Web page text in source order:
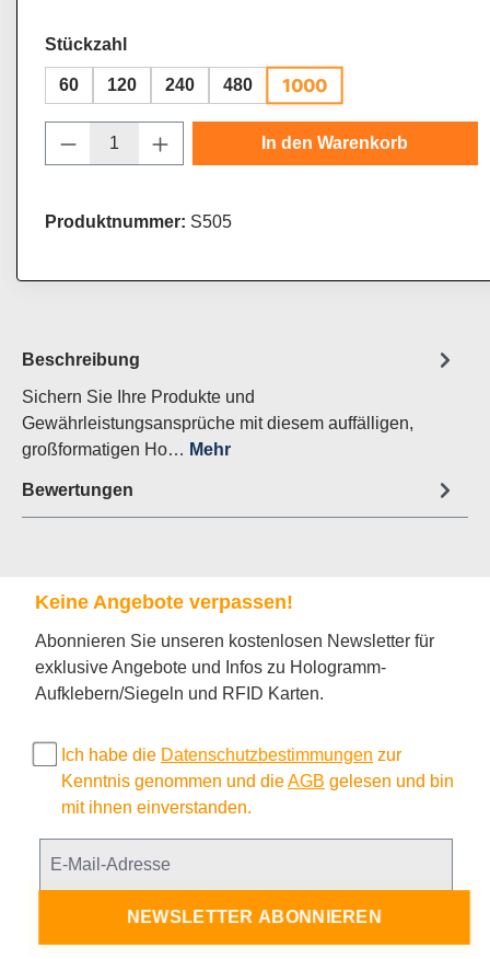
Stückzahl auswählen
60 120 240 480 1000
Produkt Anzahl: Gib den gewünschten
In den Warenkorb
Produktnummer: S505
Beschreibung
Sichern Sie Ihre Produkte und
Gewährleistungsansprüche mit diesem auffälligen,
großformatigen Ho… Mehr
Bewertungen
Keine Angebote verpassen!
Abonnieren Sie unseren kostenlosen Newsletter für
exklusive Angebote und Infos zu Hologramm-
Aufklebern/Siegeln und RFID Karten.
Ich habe die Datenschutzbestimmungen zur
Kenntnis genommen und dieAGB gelesen und bin
mit ihnen einverstanden.
NEWSLETTER ABONNIEREN